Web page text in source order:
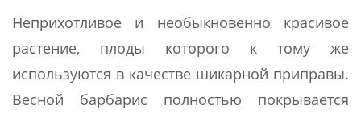
Неприхотливое и необыкновенно красивое
растение, плоды которого к тому же
используются в качестве шикарной приправы.
Весной барбарис полностью покрывается